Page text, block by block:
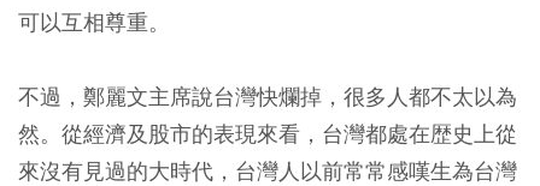
可以互相尊重。
不過，鄭麗文主席說台灣快爛掉，很多人都不太以為
然。從經濟及股市的表現來看，台灣都處在歴史上從
來沒有見過的大時代，台灣人以前常常感嘆生為台灣